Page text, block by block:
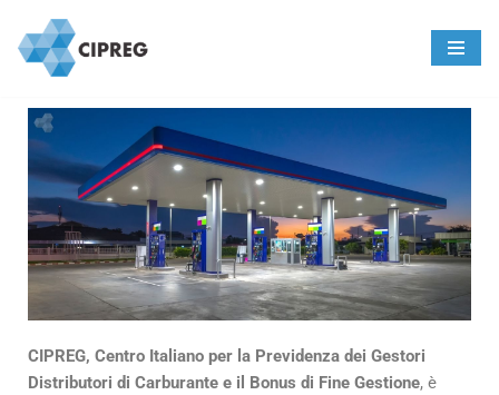
Vai
contenuto
CIPREG, Centro Italiano per la Previdenza dei Gestori
Distributori di Carburante e il Bonus di Fine Gestione, è